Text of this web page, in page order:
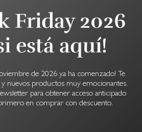
Friday 2026
está aquí!
de 2026 ya ha comenzado! Te
nuevos productos muy emocionantes.
para obtener acceso anticipado
en comprar con descuento.